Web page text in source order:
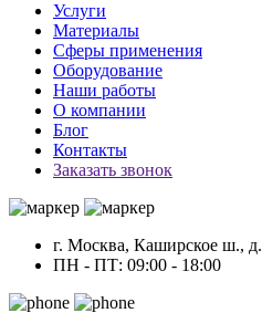
Услуги
Материалы
Сферы применения
Оборудование
Наши работы
О компании
Блог
Контакты
Заказать звонок
г. Москва, Каширское ш.,
ПН - ПТ: 09:00 - 18:00